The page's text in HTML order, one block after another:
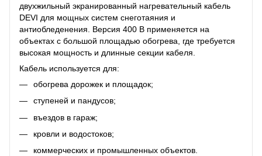
двухжильный экранированный нагревательный кабель
DEVI для мощных систем снеготаяния и
антиобледенения. Версия 400 В применяется на
объектах с большой площадью обогрева, где требуется
высокая мощность и длинные секции кабеля.
Кабель используется для:
обогрева дорожек и площадок;
ступеней и пандусов;
въездов в гараж;
кровли и водостоков;
коммерческих и промышленных объектов.